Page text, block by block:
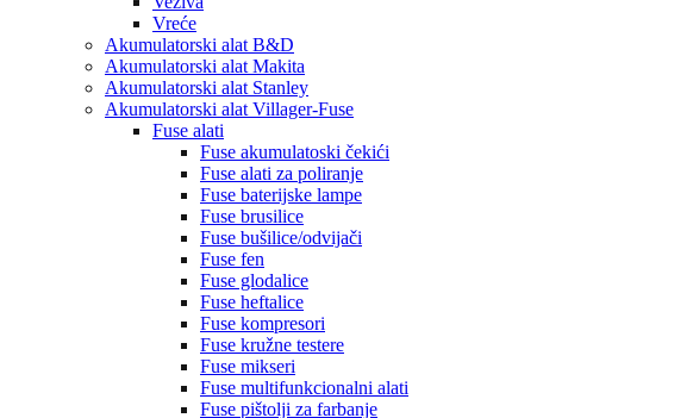
Vreće
Akumulatorski alat B&D
Akumulatorski alat Makita
Akumulatorski alat Stanley
Akumulatorski alat Villager-Fuse
Fuse alati
Fuse akumulatoski čekići
Fuse alati za poliranje
Fuse baterijske lampe
Fuse brusilice
Fuse bušilice/odvijači
Fuse fen
Fuse glodalice
Fuse heftalice
Fuse kompresori
Fuse kružne testere
Fuse mikseri
Fuse multifunkcionalni alati
Fuse pištolji za farbanje